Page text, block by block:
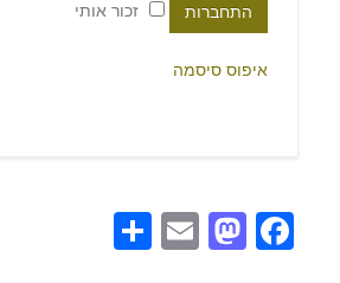
התחברות זכור אותי
איפוס סיסמה
Facebook
Mastodon
Email